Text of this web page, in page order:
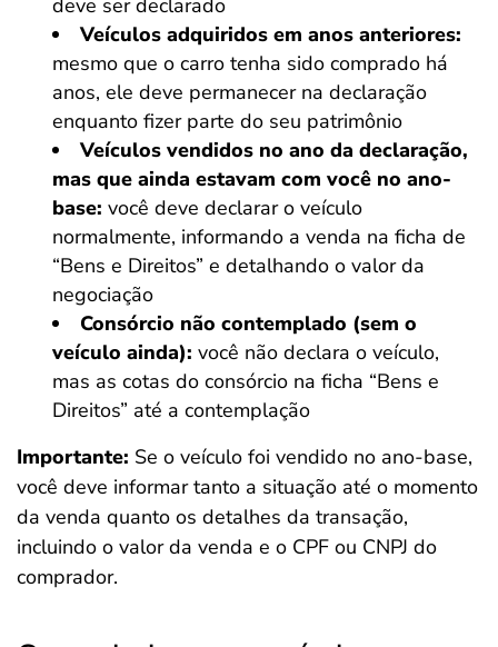
deve ser declarado
Veículos adquiridos em anos anteriores:
mesmo que o carro tenha sido comprado há
anos, ele deve permanecer na declaração
enquanto fizer parte do seu patrimônio
Veículos vendidos no ano da declaração,
mas que ainda estavam com você no ano-
base: você deve declarar o veículo
normalmente, informando a venda na ficha de
“Bens e Direitos” e detalhando o valor da
negociação
Consórcio não contemplado (sem o
veículo ainda): você não declara o veículo,
mas as cotas do consórcio na ficha “Bens e
Direitos” até a contemplação
Importante: Se o veículo foi vendido no ano-base,
você deve informar tanto a situação até o momento
da venda quanto os detalhes da transação,
incluindo o valor da venda e o CPF ou CNPJ do
comprador.